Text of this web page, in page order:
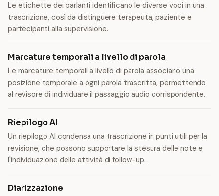
Le etichette dei parlanti identificano le diverse voci in una
trascrizione, così da distinguere terapeuta, paziente e
partecipanti alla supervisione.
Marcature temporali a livello di parola
Le marcature temporali a livello di parola associano una
posizione temporale a ogni parola trascritta, permettendo
al revisore di individuare il passaggio audio corrispondente.
Riepilogo AI
Un riepilogo AI condensa una trascrizione in punti utili per la
revisione, che possono supportare la stesura delle note e
l'individuazione delle attività di follow-up.
Diarizzazione